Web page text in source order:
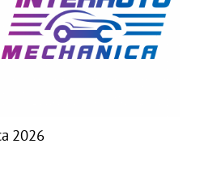
2026